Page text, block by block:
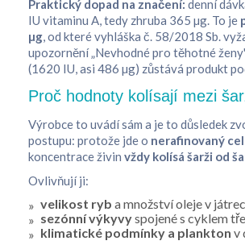
Praktický dopad na značení: denní
IU vitaminu A, tedy zhruba 365 µg. To je
µg, od které vyhláška č. 58/2018 Sb.
upozornění „Nevhodné pro těhotné
(1620 IU, asi 486 µg) zůstává produkt
Proč hodnoty kolísají mezi
Výrobce to uvádí sám a je to důsledek
postupu: protože jde o nerafinovaný
koncentrace živin vždy kolísá šarži od
Ovlivňují ji:
velikost ryb a množství oleje v
sezónní výkyvyspojené s cyklem
klimatické podmínky a plankton v